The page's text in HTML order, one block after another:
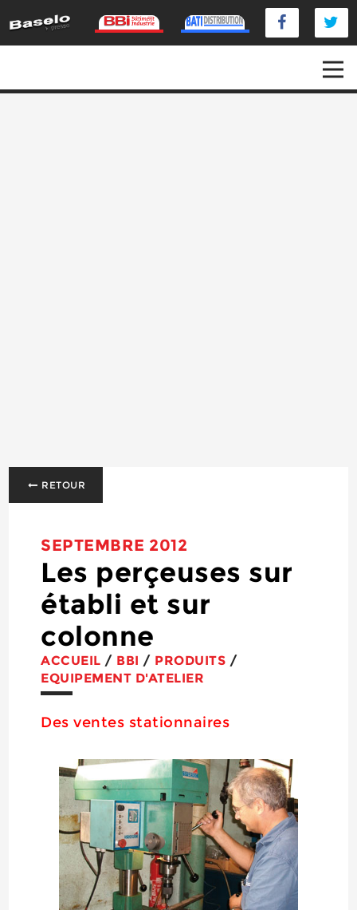
RETOUR
SEPTEMBRE 2012
Les perçeuses sur
établi et sur
colonne
ACCUEIL / BBI / PRODUITS /
EQUIPEMENT D'ATELIER
Des ventes stationnaires